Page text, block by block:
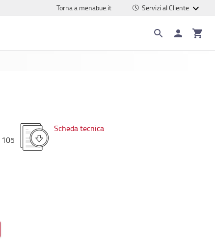
Torna a menabue.it Servizi al Cliente
105
Scheda tecnica